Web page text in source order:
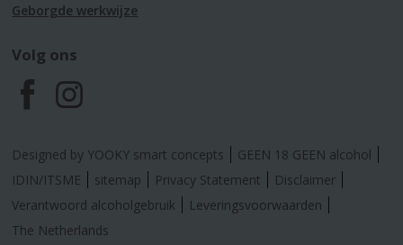
Geborgde werkwijze
Volg ons
F
a
c
e
I
n
s
t
Designed by YOOKY smart concepts
GEEN 18 GEEN alcohol
IDIN/ITSME
sitemap Privacy Statement
Disclaimer
Verantwoord alcoholgebruik
Leveringsvoorwaarden
The Netherlands